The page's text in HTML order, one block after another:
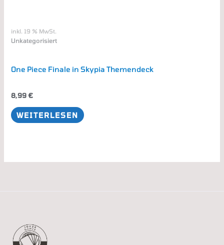
inkl. 19 % MwSt.
Unkategorisiert
One Piece Finale in Skypia Themendeck
8,99 €
WEITERLESEN